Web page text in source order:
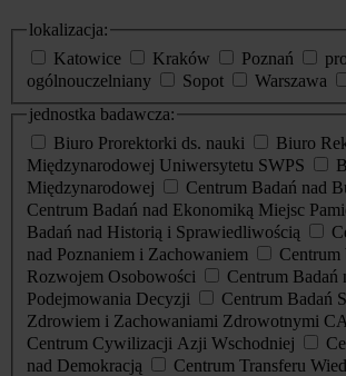
lokalizacja:
Katowice
Kraków Poznań
ogólnouczelniany
Sopot Warszawa
jednostka badawcza:
Biuro Prorektorki ds. nauki
Biuro
Międzynarodowej Uniwersytetu SWPS
Międzynarodowej
Centrum Badań nad
Centrum Badań nad Ekonomiką Miejsc
Badań nad Historią i Sprawiedliwością
nad Poznaniem i Zachowaniem
Centrum
Rozwojem Osobowości
Centrum Badań
Podejmowania Decyzji
Centrum Badań
Zdrowiem i Zachowaniami Zdrowotnymi
Centrum Cywilizacji Azji Wschodniej
nad Demokracją
Centrum Transferu